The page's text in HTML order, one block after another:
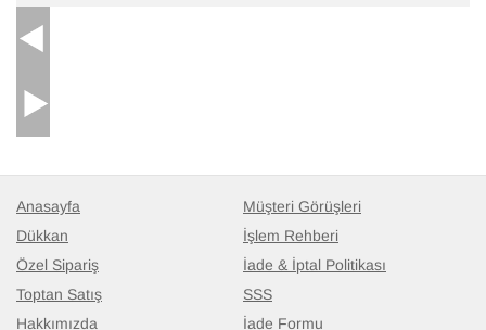
Anasayfa
Dükkan
Özel Sipariş
Toptan Satış
Hakkımızda
Müşteri Görüşleri
İşlem Rehberi
İade & İptal Politikası
SSS
İade Formu